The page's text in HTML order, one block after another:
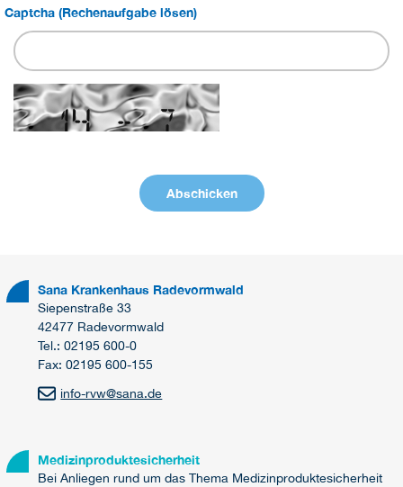
Captcha (Rechenaufgabe lösen)
Sana Krankenhaus Radevormwald
Siepenstraße 33
42477 Radevormwald
Tel.: 02195 600-0
Fax: 02195 600-155
info-rvw@sana.de
Medizinproduktesicherheit
Bei Anliegen rund um das Thema Medizinproduktesicherheit